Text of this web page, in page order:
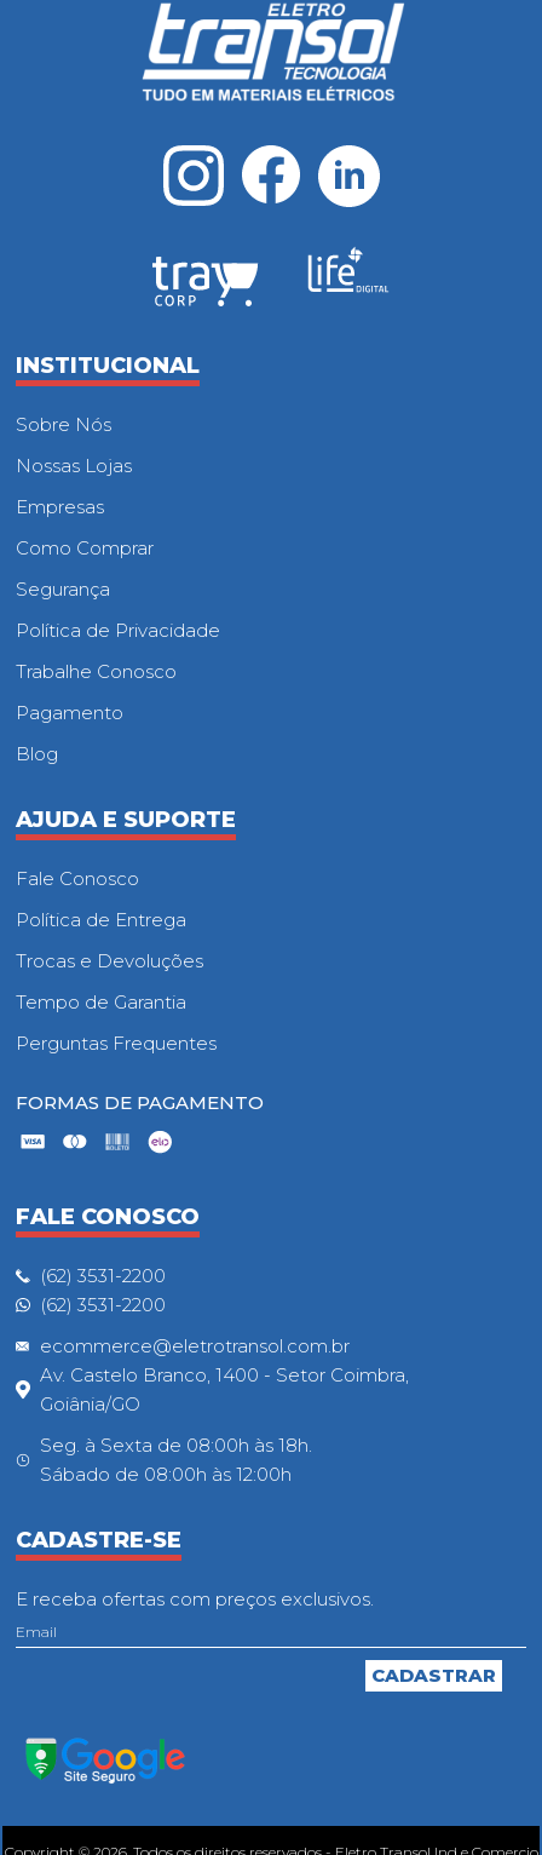
INSTITUCIONAL
Sobre Nós
Nossas Lojas
Empresas
Como Comprar
Segurança
Política de Privacidade
Trabalhe Conosco
Pagamento
Blog
AJUDA E SUPORTE
Fale Conosco
Política de Entrega
Trocas e Devoluções
Tempo de Garantia
Perguntas Frequentes
FORMAS DE PAGAMENTO
FALE CONOSCO
(62) 3531-2200
(62) 3531-2200
ecommerce@eletrotransol.com.br
Av. Castelo Branco, 1400 - Setor Coimbra,
Goiânia/GO
Seg. à Sexta de 08:00h às 18h.
Sábado de 08:00h às 12:00h
CADASTRE-SE
E receba ofertas com preços exclusivos.